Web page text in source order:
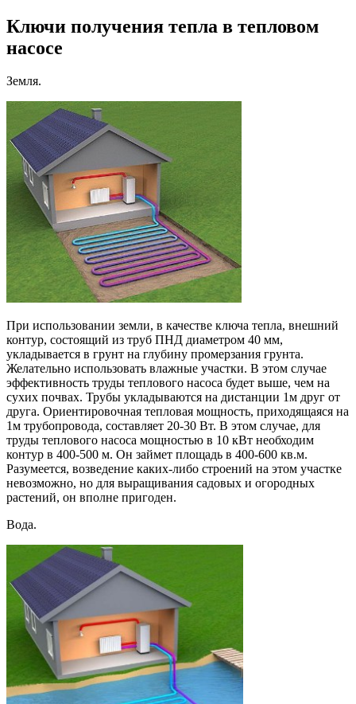
Ключи получения тепла в тепловом
насосе
Земля.
При использовании земли, в качестве ключа тепла, внешний
контур, состоящий из труб ПНД диаметром 40 мм,
укладывается в грунт на глубину промерзания грунта.
Желательно использовать влажные участки. В этом случае
эффективность труды теплового насоса будет выше, чем на
сухих почвах. Трубы укладываются на дистанции 1м друг от
друга. Ориентировочная тепловая мощность, приходящаяся на
1м трубопровода, составляет 20-30 Вт. В этом случае, для
труды теплового насоса мощностью в 10 кВт необходим
контур в 400-500 м. Он займет площадь в 400-600 кв.м.
Разумеется, возведение каких-либо строений на этом участке
невозможно, но для выращивания садовых и огородных
растений, он вполне пригоден.
Вода.